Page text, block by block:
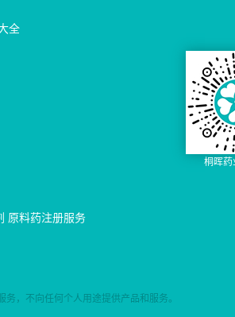
全
原料药注册服务
桐晖药
，不向任何个人用途提供产品和服务。